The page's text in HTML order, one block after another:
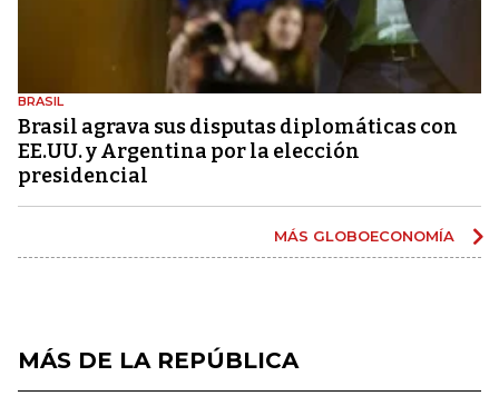
BRASIL
Brasil agrava sus disputas diplomáticas con
EE.UU. y Argentina por la elección
presidencial
MÁS GLOBOECONOMÍA
MÁS DE LA REPÚBLICA